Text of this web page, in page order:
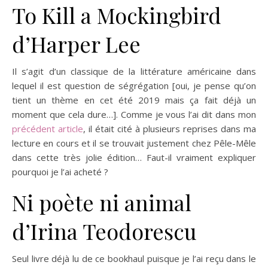
To Kill a Mockingbird
d’Harper Lee
Il s’agit d’un classique de la littérature américaine dans
lequel il est question de ségrégation [oui, je pense qu’on
tient un thème en cet été 2019 mais ça fait déjà un
moment que cela dure…]. Comme je vous l’ai dit dans mon
précédent article, il était cité à plusieurs reprises dans ma
lecture en cours et il se trouvait justement chez Pêle-Mêle
dans cette très jolie édition… Faut-il vraiment expliquer
pourquoi je l’ai acheté ?
Ni poète ni animal
d’Irina Teodorescu
Seul livre déjà lu de ce bookhaul puisque je l’ai reçu dans le